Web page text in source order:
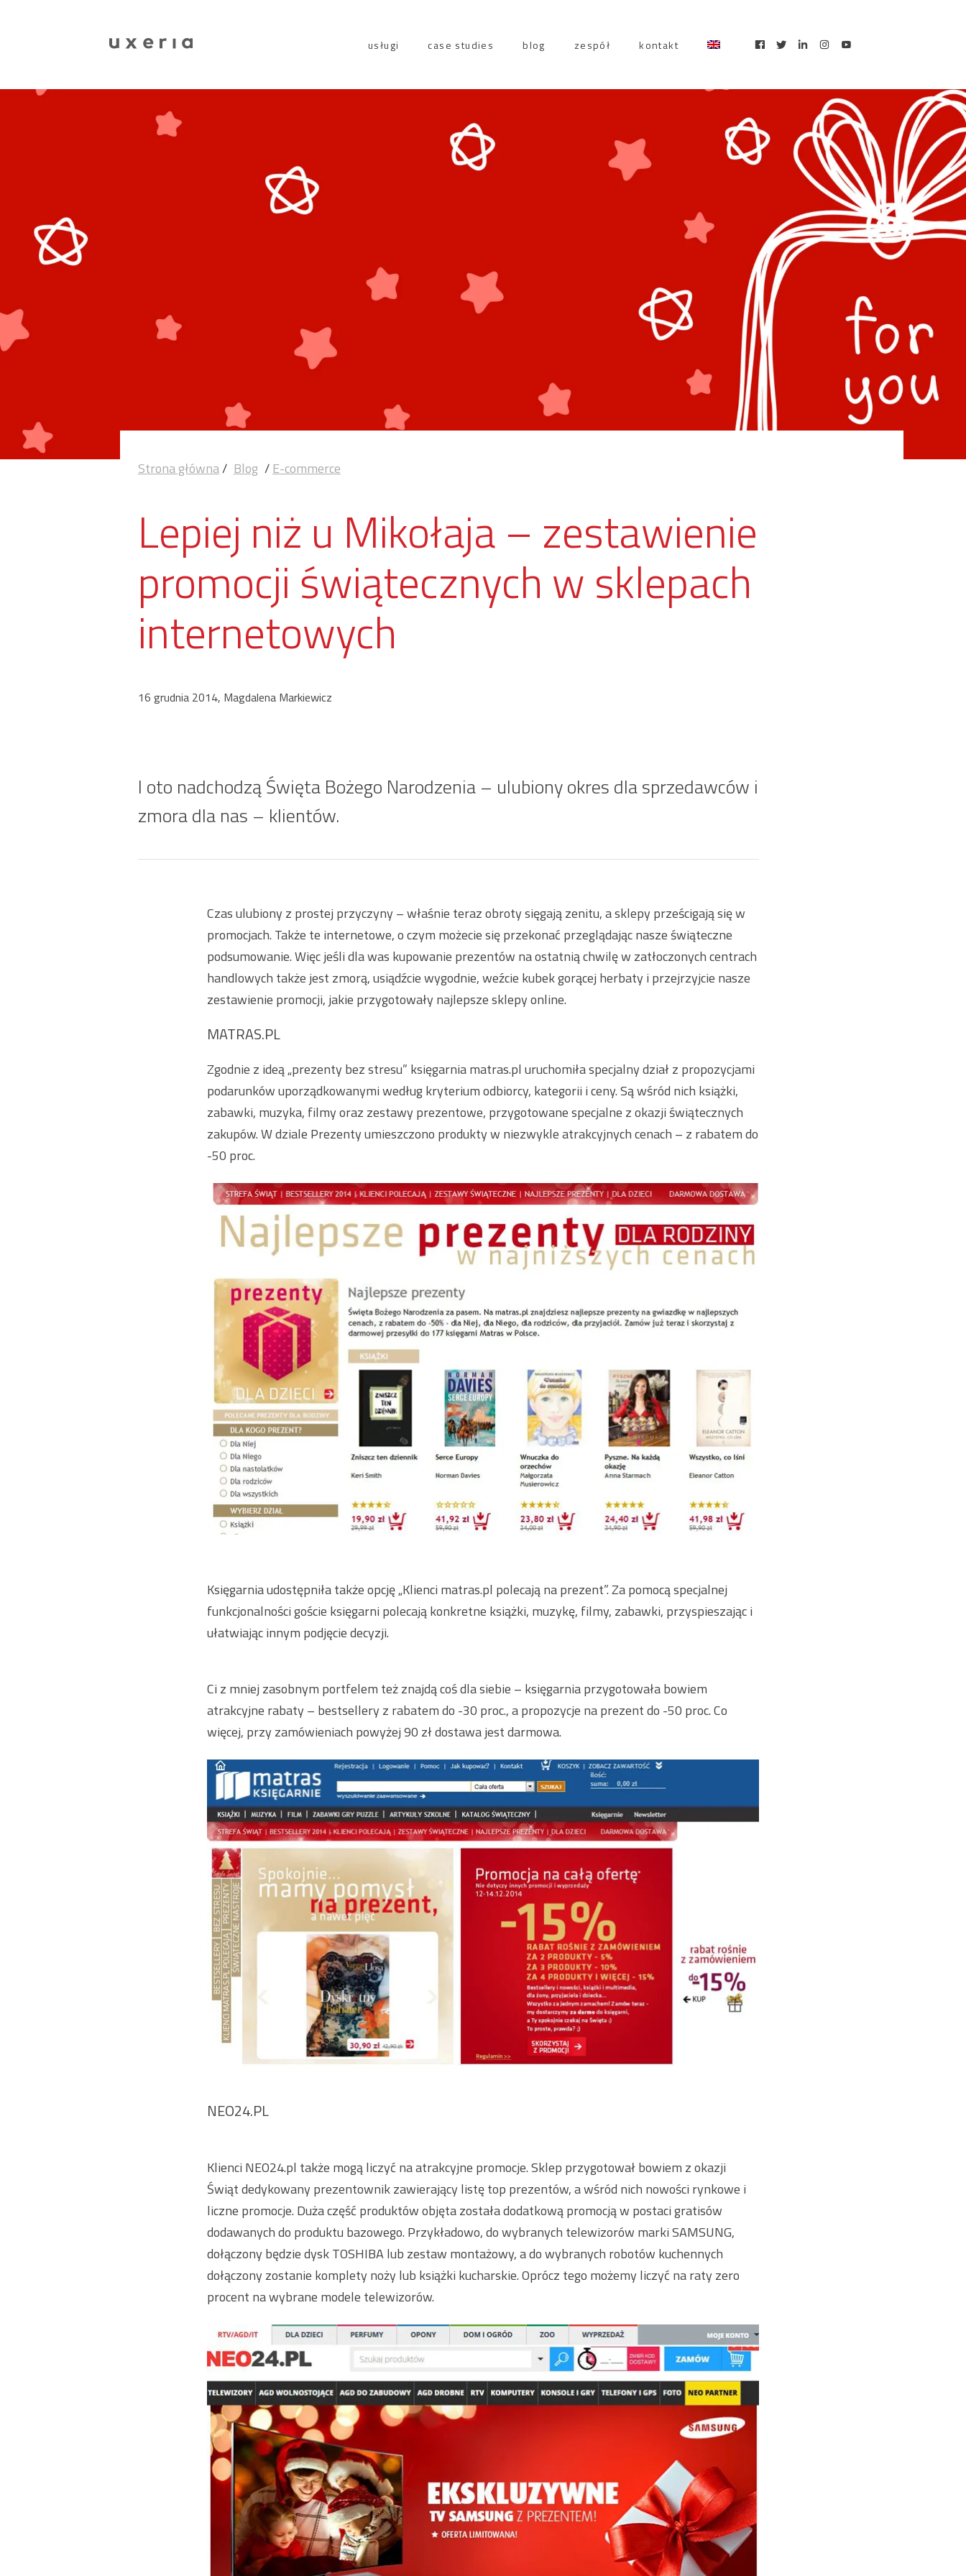
usługi case studies blog zespół kontakt
Strona główna/ Blog /E-commerce
Lepiej niż u Mikołaja – zestawienie
promocji świątecznych w sklepach
internetowych
16 grudnia 2014, Magdalena Markiewicz
I oto nadchodzą Święta Bożego Narodzenia – ulubiony okres dla sprzedawców i
zmora dla nas – klientów.
Czas ulubiony z prostej przyczyny – właśnie teraz obroty sięgają zenitu, a sklepy prześcigają się w
promocjach. Także te internetowe, o czym możecie się przekonać przeglądając nasze świąteczne
podsumowanie. Więc jeśli dla was kupowanie prezentów na ostatnią chwilę w zatłoczonych centrach
handlowych także jest zmorą, usiądźcie wygodnie, weźcie kubek gorącej herbaty i przejrzyjcie nasze
zestawienie promocji, jakie przygotowały najlepsze sklepy online.
MATRAS.PL
Zgodnie z ideą „prezenty bez stresu” księgarnia matras.pl uruchomiła specjalny dział z propozycjami
podarunków uporządkowanymi według kryterium odbiorcy, kategorii i ceny. Są wśród nich książki,
zabawki, muzyka, filmy oraz zestawy prezentowe, przygotowane specjalne z okazji świątecznych
zakupów. W dziale Prezenty umieszczono produkty w niezwykle atrakcyjnych cenach – z rabatem do
-50 proc.
Księgarnia udostępniła także opcję „Klienci matras.pl polecają na prezent”. Za pomocą specjalnej
funkcjonalności goście księgarni polecają konkretne książki, muzykę, filmy, zabawki, przyspieszając i
ułatwiając innym podjęcie decyzji.
Ci z mniej zasobnym portfelem też znajdą coś dla siebie – księgarnia przygotowała bowiem
atrakcyjne rabaty – bestsellery z rabatem do -30 proc., a propozycje na prezent do -50 proc. Co
więcej, przy zamówieniach powyżej 90 zł dostawa jest darmowa.
NEO24.PL
Klienci NEO24.pl także mogą liczyć na atrakcyjne promocje. Sklep przygotował bowiem z okazji
Świąt dedykowany prezentownik zawierający listę top prezentów, a wśród nich nowości rynkowe i
liczne promocje. Duża część produktów objęta została dodatkową promocją w postaci gratisów
dodawanych do produktu bazowego. Przykładowo, do wybranych telewizorów marki SAMSUNG,
dołączony będzie dysk TOSHIBA lub zestaw montażowy, a do wybranych robotów kuchennych
dołączony zostanie komplety noży lub książki kucharskie. Oprócz tego możemy liczyć na raty zero
procent na wybrane modele telewizorów.